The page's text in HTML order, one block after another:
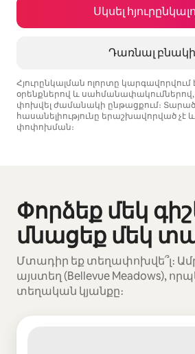
Սկսել
Դառնալ
Հյուրընկալման ոլորտը կարգավորվում
օրենքներով և սահմանափակումներով,
փոխվել ժամանակի ընթացքում։
հասանելիությունը երաշխավորված չէ
փոփոխման։
Փորձեք մեկ
մնացեք մեկ
Մտադիր եք տեղափոխվե՞լ։
այստեղ (Bellevue Meadows),
տեղական կյանքը։
Ցուցադրվում է 0 տարր՝ 0-ից